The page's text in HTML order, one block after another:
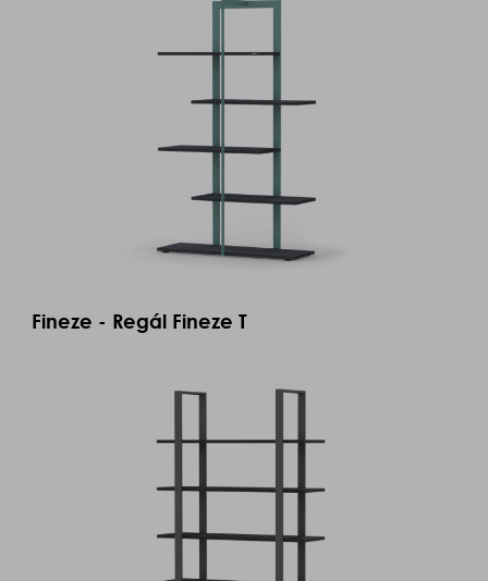
Fineze - Regál Fineze T